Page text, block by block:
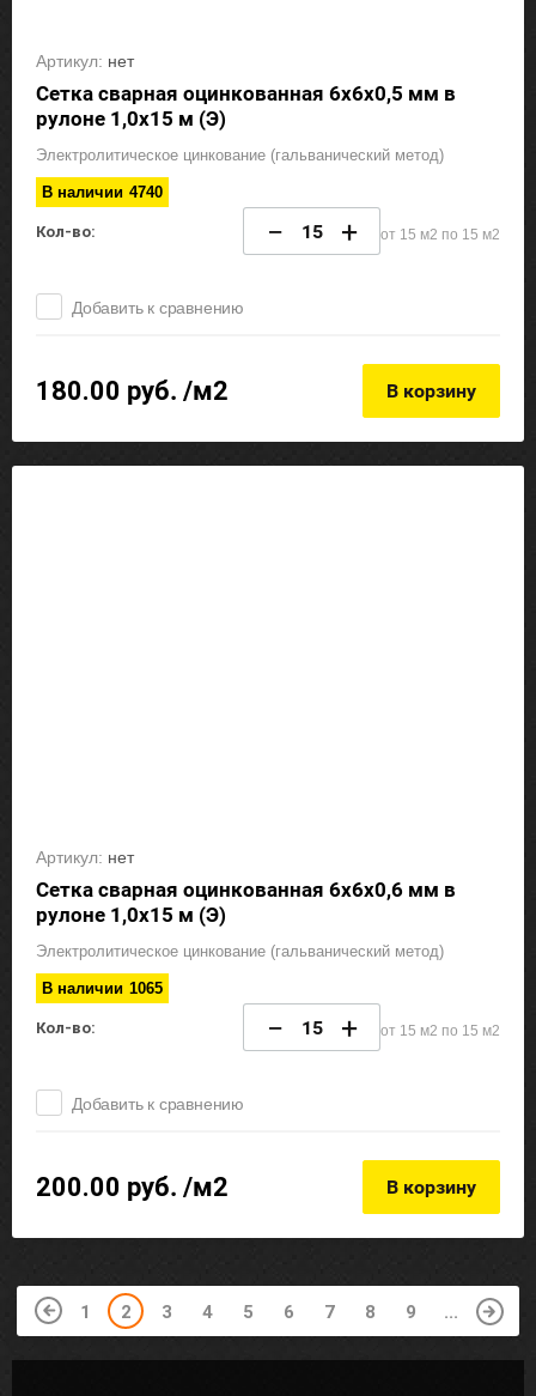
Артикул: нет
Сетка сварная оцинкованная 6х6х0,5 мм в
рулоне 1,0х15 м (Э)
Электролитическое цинкование (гальванический метод)
В наличии 4740
Кол-во: − + от 15 м2 по 15 м2
Добавить к сравнению
180.00 руб. /м2 В корзину
Артикул: нет
Сетка сварная оцинкованная 6х6х0,6 мм в
рулоне 1,0х15 м (Э)
Электролитическое цинкование (гальванический метод)
В наличии 1065
Кол-во: − + от 15 м2 по 15 м2
Добавить к сравнению
200.00 руб. /м2 В корзину
1 2 3 4 5 6 7 8 9 ...